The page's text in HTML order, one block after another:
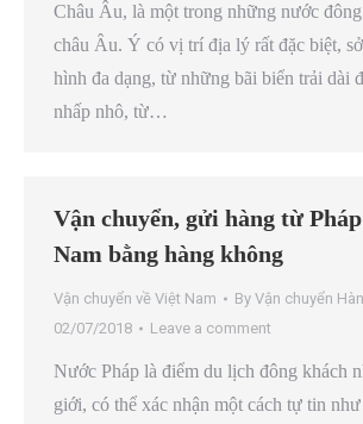
Châu Âu, là một trong những nước
châu Âu. Ý có vị trí địa lý rất đặc biệt,
hình đa dạng, từ những bãi biển trải dài
nhấp nhô, từ…
Vận chuyển, gửi hàng từ
Nam bằng hàng không
Vận chuyển về Việt Nam By Vận chuyển
02/07/2018
Leave a comment
Nước Pháp là điểm du lịch đông khách
giới, có thể xác nhận một cách tự tin